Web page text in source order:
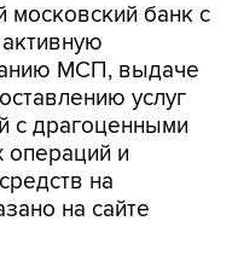
московский банк с
МСП, выдаче
услуг
с драгоценными
операций и
на
на сайте